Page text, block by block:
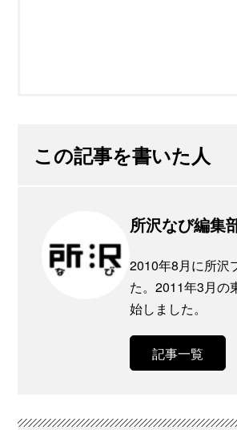
この記事を書いた人
所沢なび編集
2010年8月に所沢
た。2011年3月の
始しました。
記事一覧